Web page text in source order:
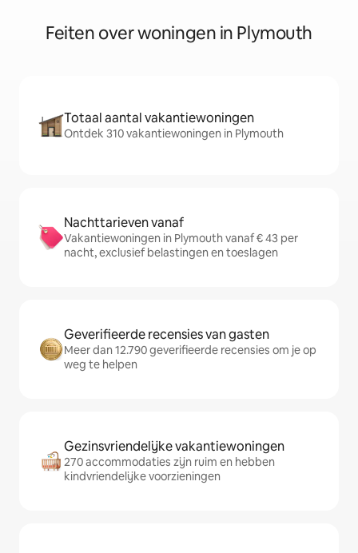
Feiten over woningen in Plymouth
Totaal aantal vakantiewoningen
Ontdek 310 vakantiewoningen in Plymouth
Nachttarieven vanaf
Vakantiewoningen in Plymouth vanaf € 43 per
nacht, exclusief belastingen en toeslagen
Geverifieerde recensies van gasten
Meer dan 12.790 geverifieerde recensies om je op
weg te helpen
Gezinsvriendelijke vakantiewoningen
270 accommodaties zijn ruim en hebben
kindvriendelijke voorzieningen